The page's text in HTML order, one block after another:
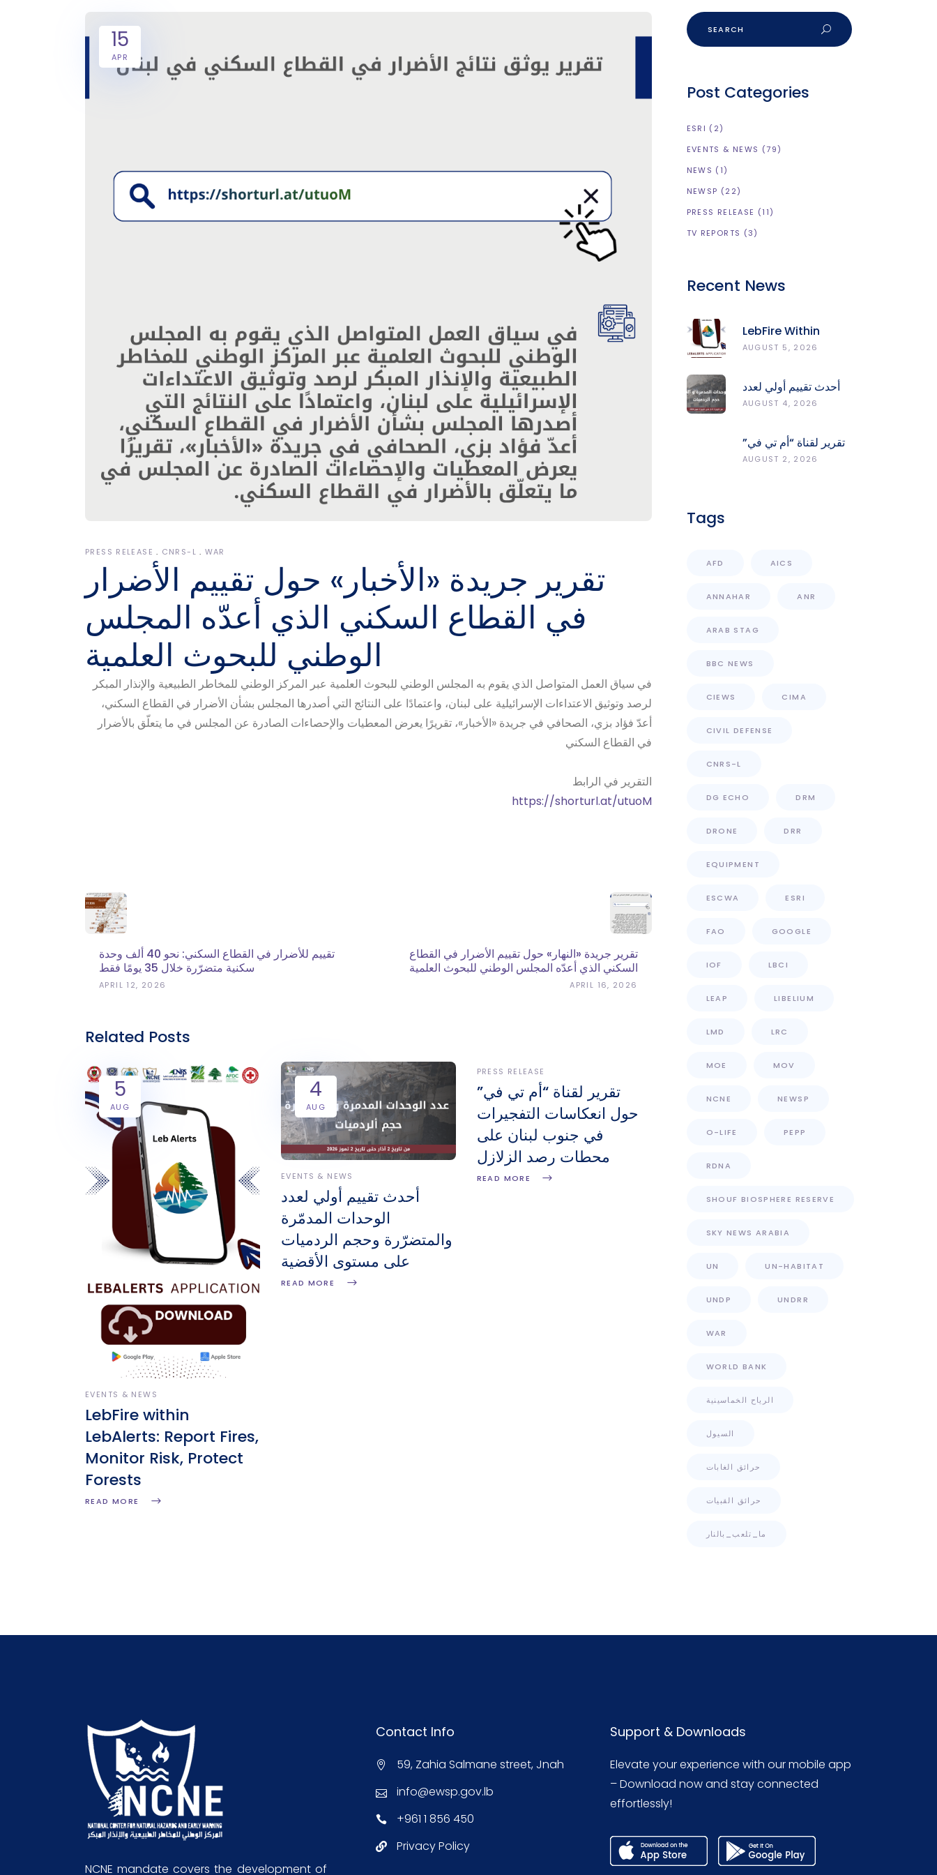
15
APR
PRESS RELEASE CNRS-L WAR
تقرير جريدة «الأخبار» حول تقييم الأضرار
في القطاع السكني الذي أعدّه المجلس
الوطني للبحوث العلمية
في سياق العمل المتواصل الذي يقوم به المجلس الوطني للبحوث العلمية عبر المركز الوطني للمخاطر الطبيعية والإنذار المبكر
لرصد وتوثيق الاعتداءات الإسرائيلية على لبنان، واعتمادًا على النتائج التي أصدرها المجلس بشأن الأضرار في القطاع السكني،
أعدّ فؤاد بزي، الصحافي في جريدة «الأخبار»، تقريرًا يعرض المعطيات والإحصاءات الصادرة عن المجلس في ما يتعلّق بالأضرار
في القطاع السكني
التقرير في الرابط
https://shorturl.at/utuoM
تقييم للأضرار في القطاع السكني: نحو 40 ألف وحدة
سكنية متضرّرة خلال 35 يومًا فقط
APRIL 12, 2026
تقرير جريدة «النهار» حول تقييم الأضرار في القطاع
السكني الذي أعدّه المجلس الوطني للبحوث العلمية
APRIL 16, 2026
Related Posts
5
AUG
EVENTS & NEWS
LebFire within
LebAlerts: Report Fires,
Monitor Risk, Protect
Forests
READ MORE
4
AUG
EVENTS & NEWS
أحدث تقييم أولي لعدد
الوحدات المدمّرة
والمتضرّرة وحجم الردميات
على مستوى الأقضية
READ MORE
PRESS RELEASE
تقرير لقناة “أم تي في”
حول انعكاسات التفجيرات
في جنوب لبنان على
محطات رصد الزلازل
READ MORE
Post Categories
ESRI (2)
EVENTS & NEWS (79)
NEWS (1)
NEWSP (22)
PRESS RELEASE (11)
TV REPORTS (3)
Recent News
LebFire Within
LebAlerts: Report
Protect Forests
AUGUST 5, 2026
أحدث تقييم أولي لعدد
الوحدات المدمّرة
الردميات على مستوى
الأقضية
AUGUST 4, 2026
تقرير لقناة “أم تي في”
حول انعكاسات
AUGUST 2, 2026
Tags
AFD AICS
ANNAHAR ANR
ARAB STAG
BBC NEWS
CIEWS CIMA
CIVIL DEFENSE
CNRS-L
DG ECHO DRM
DRONE DRR
EQUIPMENT
ESCWA ESRI
FAO GOOGLE
IOF LBCI
LEAP LIBELIUM
LMD LRC
MOE MOV
NCNE NEWSP
O-LIFE PEPP
RDNA
SHOUF BIOSPHERE RESERVE
SKY NEWS ARABIA
UN UN-HABITAT
UNDP UNDRR
WAR
WORLD BANK
الرياح الخماسينية
السيول
حرائق الغابات
حرائق القبيات
ما_تلعب_بالنار
NCNE mandate covers the development of
Contact Info
59, Zahia Salmane street, Jnah
info@ewsp.gov.lb
+961 1 856 450
Privacy Policy
Support & Downloads
Elevate your experience with our mobile app
– Download now and stay connected
effortlessly!